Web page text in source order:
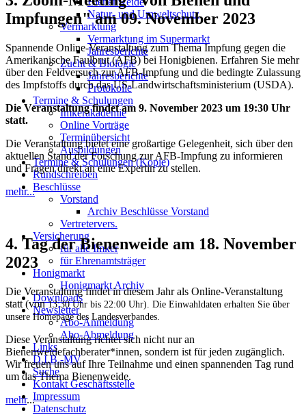
Natur- und Umweltschutz
Vermarktung
Vermarktung im Supermarkt
Jahresberichte
Zucht & Biologie
Jahresberichte
Protokolle
Termine & Schulungen
Imkerakademie
Online Vorträge
Terminübersicht
Ausbildungen
Termine & Schulungen (Kopie)
Rundschreiben
Beschlüsse
Vorstand
Archiv Beschlüsse Vorstand
Vertretervers.
Versicherung
für alle Imker
für Ehrenamtsträger
Honigmarkt
Honigmarkt Archiv
Downloads
Newsletter
Abo-Anmeldung
Abo-Abmeldung
Links
D.I.B.-MV
Suche
Kontakt Geschäftsstelle
Impressum
Datenschutz
Impfungen" am 09. November 2023
Spannende Online-Veranstaltung zum Thema Impfung gegen die
Amerikanische Faulbrut (AFB) bei Honigbienen. Erfahren Sie mehr
über den Feldversuch zur AFB-Impfung und die bedingte Zulassung
des Impfstoffs durch das US-Landwirtschaftsministerium (USDA).
Die Veranstaltung findet am 9. November 2023 um 19:30 Uhr
statt.
Die Veranstaltung bietet eine großartige Gelegenheit, sich über den
aktuellen Stand der Forschung zur AFB-Impfung zu informieren
und Fragen direkt an eine Expertin zu stellen.
mehr...
4. Tag der Bienenweide am 18. November
2023
Die Veranstaltung findet in diesem Jahr als Online-Veranstaltung
statt (von13:30 Uhr bis 22:00 Uhr) . Die Einwahldaten erhalten Sie über
unsere Homepage des Landesverbandes.
Diese Veranstaltung richtet sich nicht nur an
Bienenweidefachberater*innen, sondern ist für jeden zugänglich.
Wir freuen uns auf Ihre Teilnahme und einen spannenden Tag rund
um das Thema Bienenweide.
mehr...